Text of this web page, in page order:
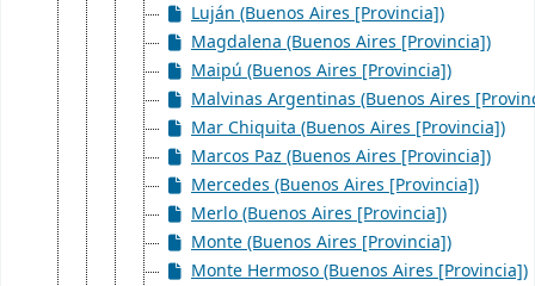
Luján (Buenos Aires [Provincia])
Magdalena (Buenos Aires [Provincia])
Maipú (Buenos Aires [Provincia])
Malvinas Argentinas (Buenos Aires
Mar Chiquita (Buenos Aires [Provincia])
Marcos Paz (Buenos Aires [Provincia])
Mercedes (Buenos Aires [Provincia])
Merlo (Buenos Aires [Provincia])
Monte (Buenos Aires [Provincia])
Monte Hermoso (Buenos Aires [Provincia])